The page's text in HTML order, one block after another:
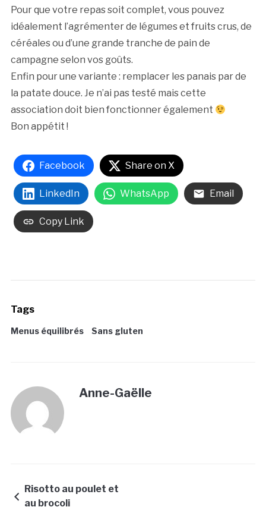
Pour que votre repas soit complet, vous pouvez
idéalement l’agrémenter de légumes et fruits crus, de
céréales ou d’une grande tranche de pain de
campagne selon vos goûts.
Enfin pour une variante : remplacer les panais par de
la patate douce. Je n’ai pas testé mais cette
association doit bien fonctionner également
Bon appétit !
Facebook Share on X
LinkedIn WhatsApp Email
Copy Link
Tags
Menus équilibrés Sans gluten
Anne-Gaëlle
Risotto au poulet et
au brocoli